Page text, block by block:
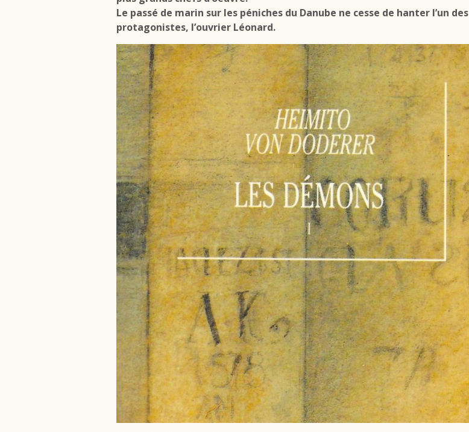
Le passé de marin sur les péniches du Danube ne cesse de hanter l’un des
protagonistes, l’ouvrier Léonard.